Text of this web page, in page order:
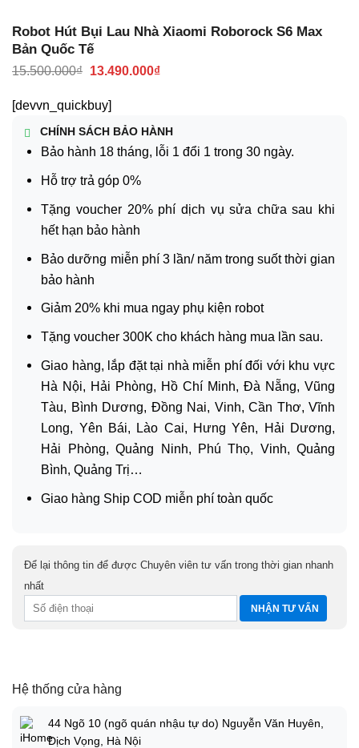
Robot Hút Bụi Lau Nhà Xiaomi Roborock S6 Max
Bản Quốc Tế
15.500.000₫ Giá
15.500.000₫.
13.490.000₫Giá
[devvn_quickbuy]
CHÍNH SÁCH BẢO HÀNH
Bảo hành 18 tháng, lỗi 1 đổi 1 trong 30 ngày.
Hỗ trợ trả góp 0%
Tặng voucher 20% phí dịch vụ sửa chữa sau khi
hết hạn bảo hành
Bảo dưỡng miễn phí 3 lần/ năm trong suốt thời gian
bảo hành
Giảm 20% khi mua ngay phụ kiện robot
Tặng voucher 300K cho khách hàng mua lần sau.
Giao hàng, lắp đặt tại nhà miễn phí đối với khu vực
Hà Nội, Hải Phòng, Hồ Chí Minh, Đà Nẵng, Vũng
Tàu, Bình Dương, Đồng Nai, Vinh, Cần Thơ, Vĩnh
Long, Yên Bái, Lào Cai, Hưng Yên, Hải Dương,
Hải Phòng, Quảng Ninh, Phú Thọ, Vinh, Quảng
Bình, Quảng Trị…
Giao hàng Ship COD miễn phí toàn quốc
Để lại thông tin để được Chuyên viên tư vấn trong thời gian nhanh
nhất
Hệ thống cửa hàng
44 Ngõ 10 (ngõ quán nhậu tự do) Nguyễn Văn Huyên,
Dịch Vọng, Hà Nội